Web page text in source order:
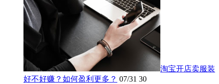
淘宝开店卖服装
好不好赚？如何盈利更多？ 07/31 30